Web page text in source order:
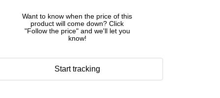
Want to know when the price of this
product will come down? Click
"Follow the price" and we'll let you
know!
Start tracking